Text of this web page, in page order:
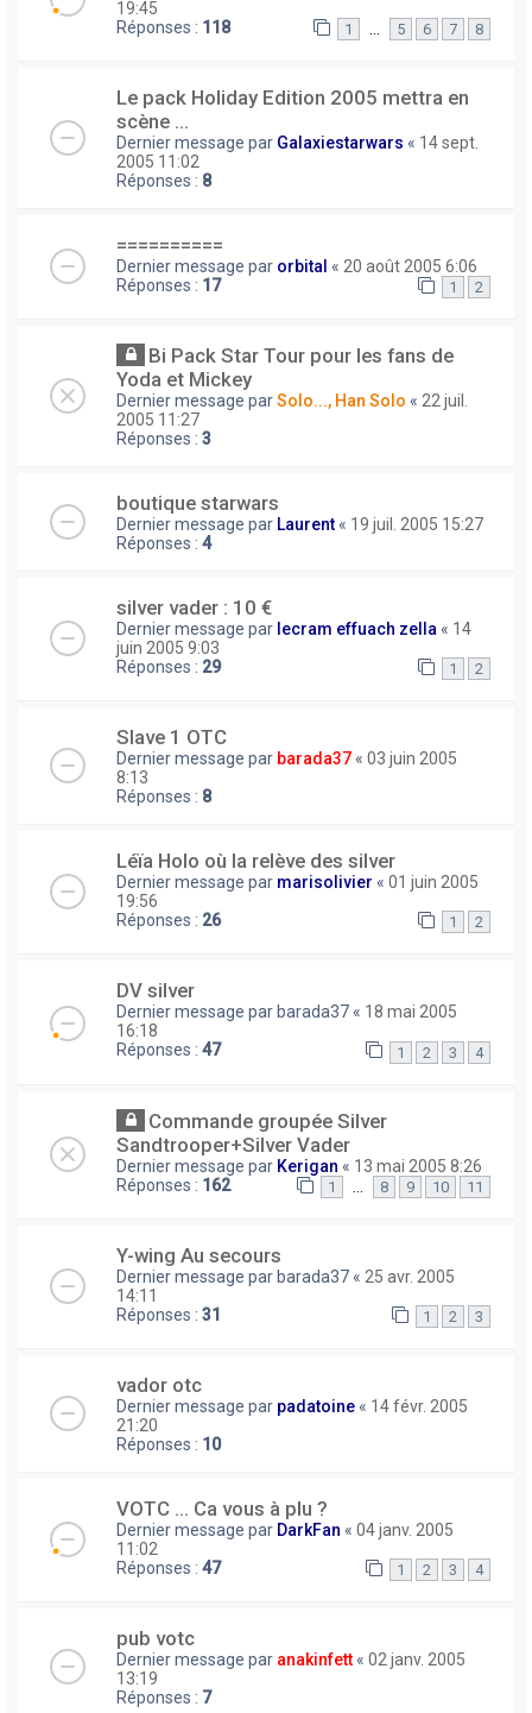
19:45
Réponses : 118 1 5 6 7 8
Le pack Holiday Edition 2005 mettra en
scène ...
Dernier message par Galaxiestarwars « 14 sept.
2005 11:02
Réponses : 8
==========
Dernier message par orbital « 20 août 2005 6:06
Réponses : 17 1 2
Bi Pack Star Tour pour les fans de
Yoda et Mickey
Dernier message parSolo..., Han Solo « 22 juil.
2005 11:27
Réponses : 3
boutique starwars
Dernier message par Laurent « 19 juil. 2005 15:27
Réponses : 4
silver vader : 10 €
Dernier message par lecram effuach zella « 14
juin 2005 9:03
Réponses : 29 1 2
Slave 1 OTC
Dernier message par barada37 « 03 juin 2005
8:13
Réponses : 8
Léïa Holo où la relève des silver
Dernier message par marisolivier « 01 juin 2005
19:56
Réponses : 26 1 2
DV silver
Dernier message par barada37 « 18 mai 2005
16:18
Réponses : 47 1 2 3 4
Commande groupée Silver
Sandtrooper+Silver Vader
Dernier message par Kerigan « 13 mai 2005 8:26
Réponses : 162 1 8 9 10 11
Y-wing Au secours
Dernier message par barada37 « 25 avr. 2005
14:11
Réponses : 31 1 2 3
vador otc
Dernier message par padatoine « 14 févr. 2005
21:20
Réponses : 10
VOTC ... Ca vous à plu ?
Dernier message par DarkFan « 04 janv. 2005
11:02
Réponses : 47 1 2 3 4
pub votc
Dernier message par anakinfett « 02 janv. 2005
13:19
Réponses : 7